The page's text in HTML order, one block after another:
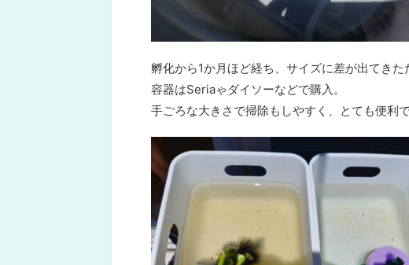
孵化から1か月ほど経ち、サイズに差が出てき
容器はSeriaゃダイソーなどで購入。
手ごろな大きさで掃除もしやすく、とても便利で